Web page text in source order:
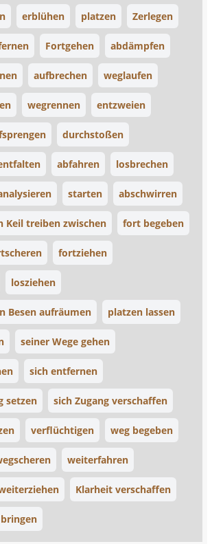
erblühen platzen Zerlegen
Fortgehen abdämpfen
aufbrechen weglaufen
wegrennen entzweien
durchstoßen
abfahren losbrechen
starten abschwirren
Keil treiben zwischen fort begeben
fortziehen
losziehen
Besen aufräumen platzen lassen
seiner Wege gehen
sich entfernen
setzen sich Zugang verschaffen
verflüchtigen weg begeben
weiterfahren
Klarheit verschaffen